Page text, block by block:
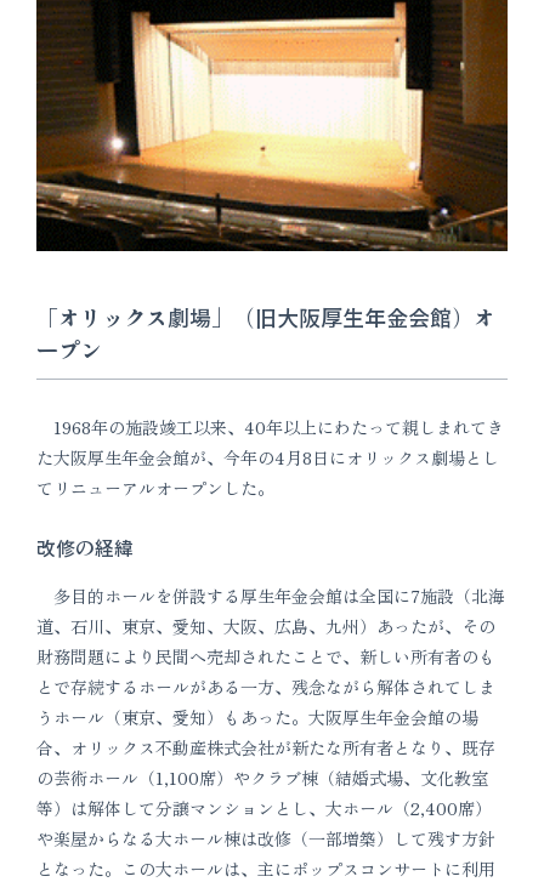
「オリックス劇場」（旧大阪厚生年金会館）オ
ープン
1968年の施設竣工以来、40年以上にわたって親しまれてき
た大阪厚生年金会館が、今年の4月8日にオリックス劇場とし
てリニューアルオープンした。
改修の経緯
多目的ホールを併設する厚生年金会館は全国に7施設（北海
道、石川、東京、愛知、大阪、広島、九州）あったが、その
財務問題により民間へ売却されたことで、新しい所有者のも
とで存続するホールがある一方、残念ながら解体されてしま
うホール（東京、愛知）もあった。大阪厚生年金会館の場
合、オリックス不動産株式会社が新たな所有者となり、既存
の芸術ホール（1,100席）やクラブ棟（結婚式場、文化教室
等）は解体して分譲マンションとし、大ホール（2,400席）
や楽屋からなる大ホール棟は改修（一部増築）して残す方針
となった。この大ホールは、主にポップスコンサートに利用